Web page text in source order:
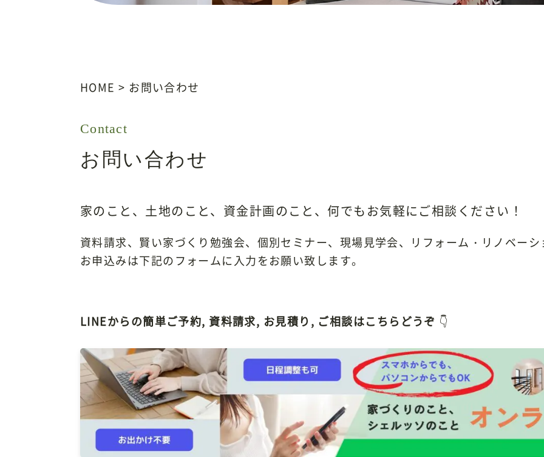
HOME > お問い合わせ
Contact
お問い合わせ
家のこと、土地のこと、資金計画のこと、何でもお気軽にご相談ください！
資料請求、賢い家づくり勉強会、個別セミナー、現場見学会、リフォーム・リノベー
お申込みは下記のフォームに入力をお願い致します。
LINEからの簡単ご予約, 資料請求, お見積り, ご相談はこちらどうぞ 👇